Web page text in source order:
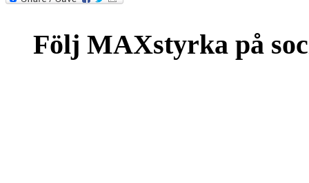
Följ MAXstyrka på